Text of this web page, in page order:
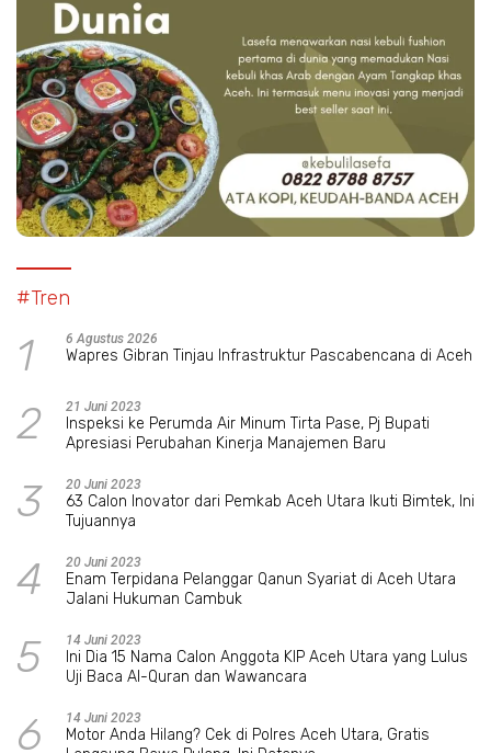
#Tren
1 6 Agustus 2026
Wapres Gibran Tinjau Infrastruktur Pascabencana di Aceh
2 21 Juni 2023
Inspeksi ke Perumda Air Minum Tirta Pase, Pj Bupati
Apresiasi Perubahan Kinerja Manajemen Baru
3 20 Juni 2023
63 Calon Inovator dari Pemkab Aceh Utara Ikuti Bimtek, Ini
Tujuannya
4 20 Juni 2023
Enam Terpidana Pelanggar Qanun Syariat di Aceh Utara
Jalani Hukuman Cambuk
5 14 Juni 2023
Ini Dia 15 Nama Calon Anggota KIP Aceh Utara yang Lulus
Uji Baca Al-Quran dan Wawancara
6 14 Juni 2023
Motor Anda Hilang? Cek di Polres Aceh Utara, Gratis